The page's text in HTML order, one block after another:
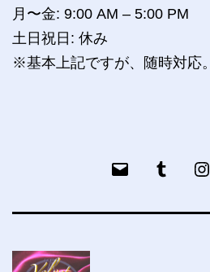
月〜金: 9:00 AM – 5:00 PM
土日祝日: 休み
※基本上記ですが、随時対応。
Tumblr